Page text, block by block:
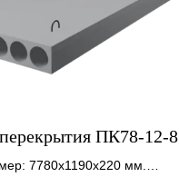
ПК78-12-8
7780х1190х220 мм.